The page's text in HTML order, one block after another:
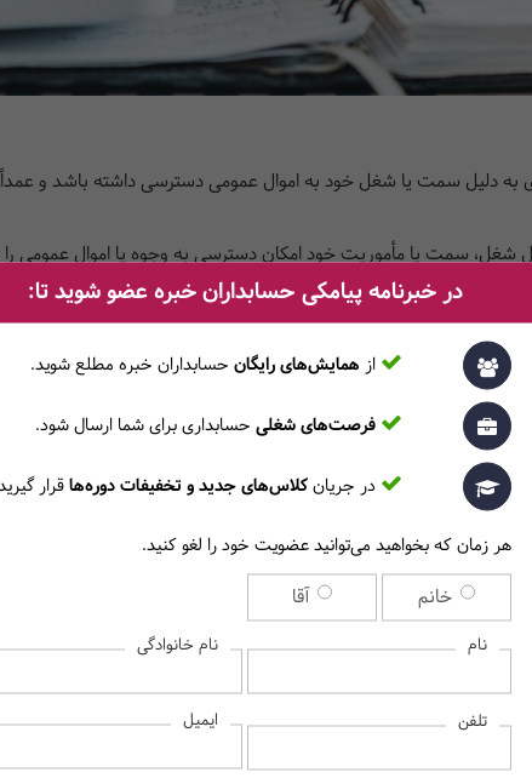
دلیل سمت یا شغل خود به اموال عمومی دسترسی داشته باشد و عمداً
شغل، سمت یا مأموریت خود امکان دسترسی به وجوه یا اموال عمومی
اجازه و به نفع شخصی یا دیگران برداشت شود.
بودن عمل، عمداً اموال را تصاحب کند.
اختلاس محسوب می‌شود که فرد از موقعیت شغلی یا سمت خود
باید از دارایی‌های عمومی یا دولتی باشد، نه اموال خصوصی افراد.
در خبرنامه پیامکی حسابداران خبره عضو شوید تا:
از همایش‌های رایگان حسابداران خبره مطلع ‎شوید.
فرصت‌های شغلی حسابداری برای شما ارسال شود.
در جریانکلاس‌های جدید و تخفیفات دوره‌هاقرار
هر زمان که بخواهید می‌توانید عضویت خود را لغو کنید.
خانم آقا
نام نام خانوادگی
تلفن ایمیل